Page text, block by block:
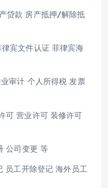
贷款 房产抵押/解除抵
宾文件认证 菲律宾海
审计 个人所得税 发票
可 营业许可 装修许可
公司变更 等
员工开除登记 海外员工